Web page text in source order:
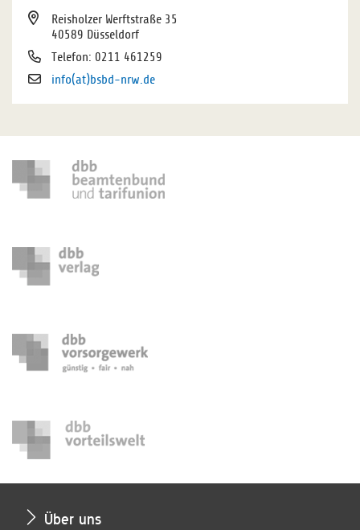
Reisholzer Werftstraße 35
40589 Düsseldorf
Telefon: 0211 461259
info(at)bsbd-nrw.de
Über uns